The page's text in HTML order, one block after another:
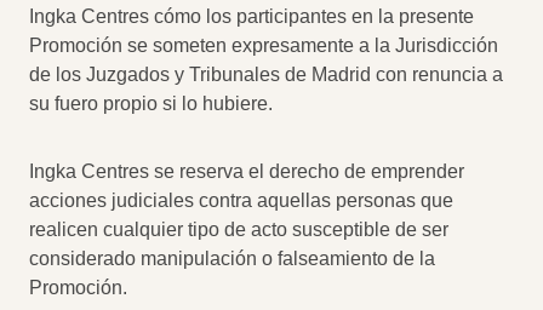
Ingka Centres cómo los participantes en la presente
Promoción se someten expresamente a la Jurisdicción
de los Juzgados y Tribunales de Madrid con renuncia a
su fuero propio si lo hubiere.
Ingka Centres se reserva el derecho de emprender
acciones judiciales contra aquellas personas que
realicen cualquier tipo de acto susceptible de ser
considerado manipulación o falseamiento de la
Promoción.